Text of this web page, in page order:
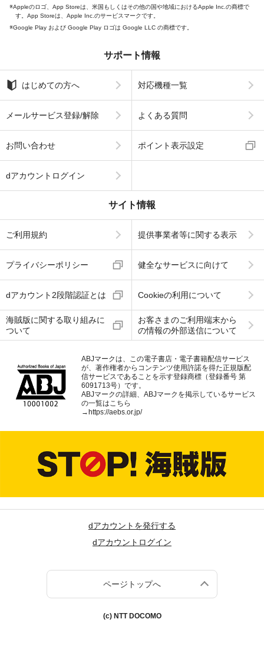
Appleのロゴ、App Storeは、米国もしくはその他の国や地域におけるApple Inc.の商標で
す。App Storeは、Apple Inc.のサービスマークです。
Google Play および Google Play ロゴは Google LLC の商標です。
サポート情報
はじめての方へ 対応機種一覧
メールサービス登録/解除 よくある質問
お問い合わせ ポイント表示設定
dアカウントログイン
サイト情報
ご利用規約 提供事業者等に関する表示
プライバシーポリシー 健全なサービスに向けて
dアカウント2段階認証とは Cookieの利用について
海賊版に関する取り組みに
ついて
お客さまのご利用端末から
の情報の外部送信について
ABJマークは、この電子書店・電子書籍配信サービス
が、著作権者からコンテンツ使用許諾を得た正規版配
信サービスであることを示す登録商標（登録番号 第
6091713号）です。
ABJマークの詳細、ABJマークを掲示しているサービス
の一覧はこちら
→https://aebs.or.jp/
dアカウントを発行する
dアカウントログイン
ページトップへ
(c) NTT DOCOMO